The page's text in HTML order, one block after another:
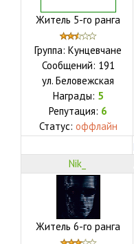
Житель 5-го ранга
Группа: Кунцевчане
Сообщений: 191
ул. Беловежская
Награды: 5
Репутация: 6
Статус: оффлайн
Nik_
Житель 6-го ранга